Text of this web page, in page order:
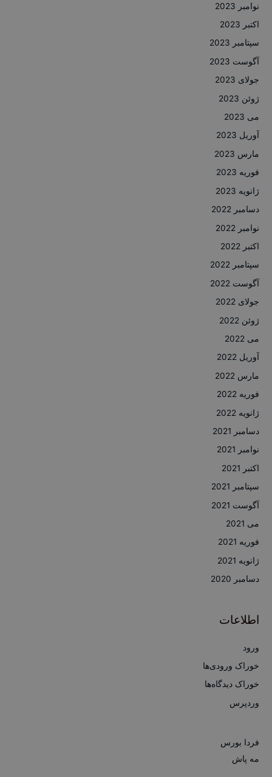
نوامبر 2023
اکتبر 2023
سپتامبر 2023
آگوست 2023
جولای 2023
ژوئن 2023
می 2023
آوریل 2023
مارس 2023
فوریه 2023
ژانویه 2023
دسامبر 2022
نوامبر 2022
اکتبر 2022
سپتامبر 2022
آگوست 2022
جولای 2022
ژوئن 2022
می 2022
آوریل 2022
مارس 2022
فوریه 2022
ژانویه 2022
دسامبر 2021
نوامبر 2021
اکتبر 2021
سپتامبر 2021
آگوست 2021
می 2021
فوریه 2021
ژانویه 2021
دسامبر 2020
اطلاعات
ورود
خوراک ورودی‌ها
خوراک دیدگاه‌ها
وردپرس
فردا بورس
مه پاش